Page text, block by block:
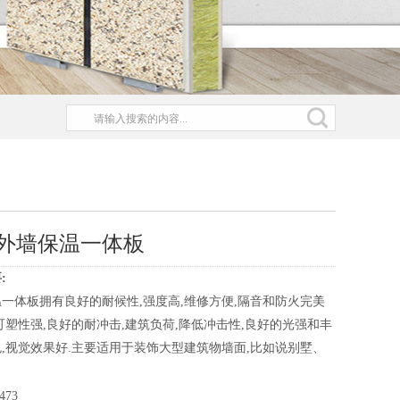
墙保温一体板
:
体板拥有良好的耐候性,强度高,维修方便,隔音和防火完美
塑性强,良好的耐冲击,建筑负荷,降低冲击性,良好的光强和丰
视觉效果好.主要适用于装饰大型建筑物墙面,比如说别墅、